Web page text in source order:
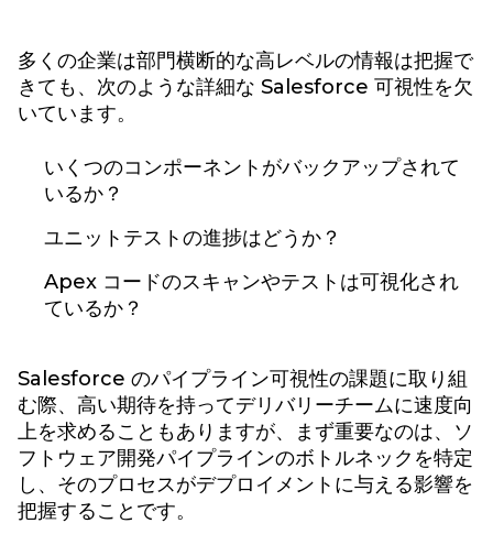
多くの企業は部門横断的な高レベルの情報は把握で
きても、次のような詳細な Salesforce 可視性を欠
いています。
いくつのコンポーネントがバックアップされて
いるか？
ユニットテストの進捗はどうか？
Apex コードのスキャンやテストは可視化され
ているか？
Salesforce のパイプライン可視性の課題に取り組
む際、高い期待を持ってデリバリーチームに速度向
上を求めることもありますが、まず重要なのは、ソ
フトウェア開発パイプラインのボトルネックを特定
し、そのプロセスがデプロイメントに与える影響を
把握することです。